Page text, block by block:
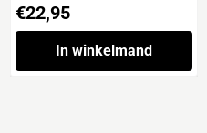
Anniversary Normandy
Campaign'
Prijs: 22,95
€22,95
In winkelmand